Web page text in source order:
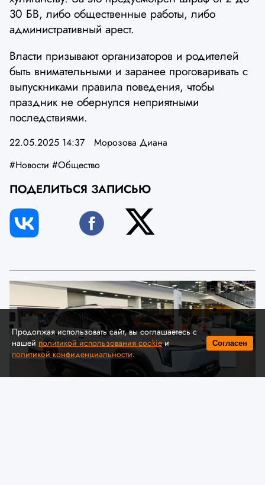
30 БВ, либо общественные работы, либо
административный арест.
Власти призывают организаторов и родителей
быть внимательными и заранее проговаривать с
выпускниками правила поведения, чтобы
праздник не обернулся неприятными
последствиями.
22.05.2025 14:37
Морозова Диана
#Новости #Общество
ПОДЕЛИТЬСЯ ЗАПИСЬЮ
Продолжая использовать сайт, вы соглашаетесь с
нашей политикой использования cookieи
политикой конфиденциальности.
Согласен